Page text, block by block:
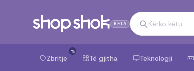
BETA
Zbritje
%
Të gjitha Teknologji